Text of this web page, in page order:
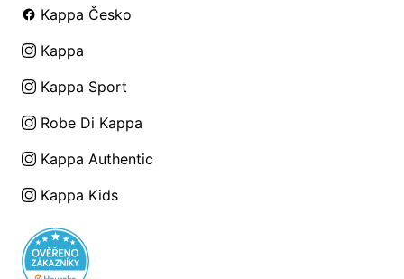
Kappa Česko
Kappa
Kappa Sport
Robe Di Kappa
Kappa Authentic
Kappa Kids